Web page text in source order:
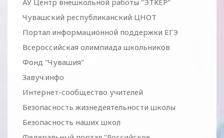
АУ Центр внешкольной работы "ЭТКЕР"
Чувашский республиканский ЦНОТ
Портал информационной поддержки ЕГЭ
Всероссийская олимпиада школьников
Фонд "Чувашия"
Завуч.инфо
Интернет-сообщество учителей
Безопасность жизнедеятельности школы
Безопасность наших школ